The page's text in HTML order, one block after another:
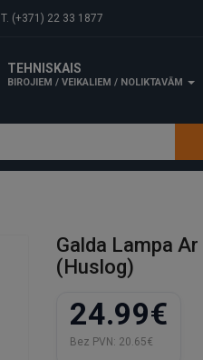
T. (+371) 22 33 1877
TEHNISKAIS
BIROJIEM / VEIKALIEM / NOLIKTAVĀM
Galda Lampa
(Huslog)
24.99€
Bez PVN: 20.65€